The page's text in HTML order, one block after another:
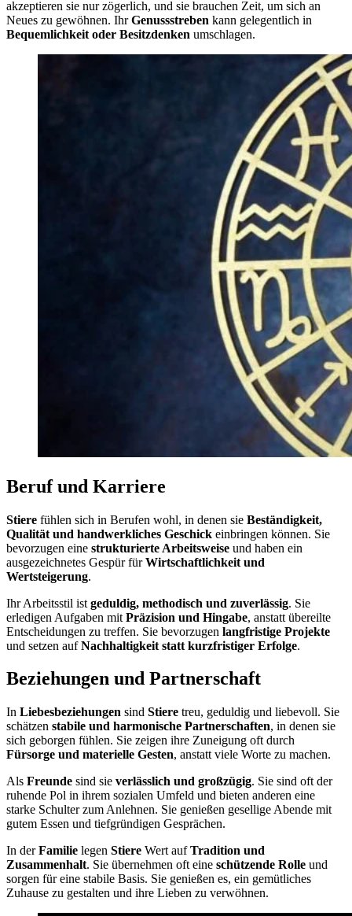
akzeptieren sie nur zögerlich, und sie brauchen Zeit, um sich an
Neues zu gewöhnen. IhrGenussstreben kann gelegentlich in
Bequemlichkeit oder Besitzdenken umschlagen.
Beruf und Karriere
Stiere fühlen sich in Berufen wohl, in denen sie Beständigkeit,
Qualität und handwerkliches Geschick einbringen können. Sie
bevorzugen eine strukturierte Arbeitsweise und haben ein
ausgezeichnetes Gespür fürWirtschaftlichkeit und
Wertsteigerung.
Ihr Arbeitsstil ist geduldig, methodisch und zuverlässig. Sie
erledigen Aufgaben mit Präzision und Hingabe, anstatt übereilte
Entscheidungen zu treffen. Sie bevorzugen langfristige Projekte
und setzen aufNachhaltigkeit statt kurzfristiger Erfolge.
Beziehungen und Partnerschaft
In Liebesbeziehungen sind Stiere treu, geduldig und liebevoll. Sie
schätzen stabile und harmonische Partnerschaften, in denen sie
sich geborgen fühlen. Sie zeigen ihre Zuneigung oft durch
Fürsorge und materielle Gesten, anstatt viele Worte zu machen.
Als Freunde sind sie verlässlich und großzügig. Sie sind oft der
ruhende Pol in ihrem sozialen Umfeld und bieten anderen eine
starke Schulter zum Anlehnen. Sie genießen gesellige Abende mit
gutem Essen und tiefgründigen Gesprächen.
In derFamilie legen Stiere Wert aufTradition und
Zusammenhalt. Sie übernehmen oft eine schützende Rolle und
sorgen für eine stabile Basis. Sie genießen es, ein gemütliches
Zuhause zu gestalten und ihre Lieben zu verwöhnen.